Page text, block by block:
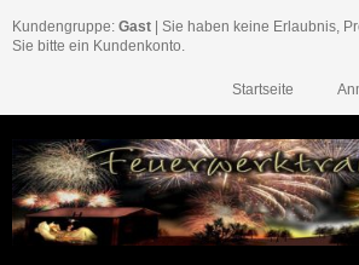
Kundengruppe: Gast | Sie haben keine Erlaubnis,
Sie bitte ein Kundenkonto.
Startseite